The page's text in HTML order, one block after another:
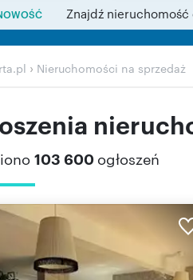
Znajdź nieruchomość
› Nieruchomości na sprzedaż
103 600 ogłoszeń